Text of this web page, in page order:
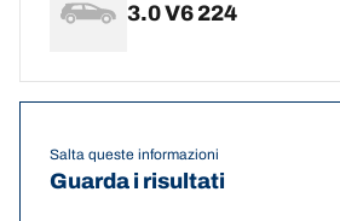
3.0 V6 224
Salta queste informazioni
Guarda i risultati